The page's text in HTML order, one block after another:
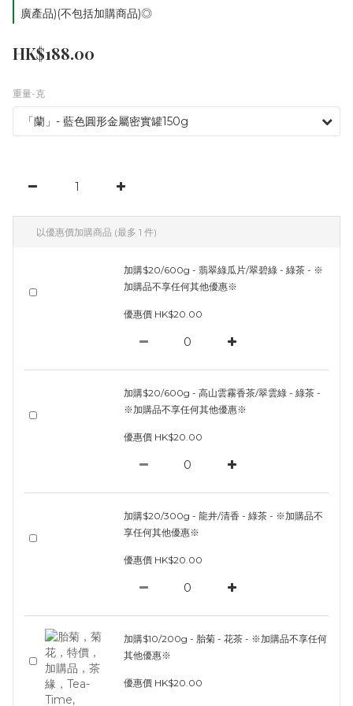
廣產品)(不包括加購商品)◎
HK$188.00
重量-克
以優惠價加購商品 (最多 1 件)
加購$20/600g - 翡翠綠瓜片/翠碧綠 - 綠茶 - ※
加購品不享任何其他優惠※
優惠價 HK$20.00
加購$20/600g - 高山雲霧香茶/翠雲綠 - 綠茶 -
※加購品不享任何其他優惠※
優惠價 HK$20.00
加購$20/300g - 龍井/清香 - 綠茶 - ※加購品不
享任何其他優惠※
優惠價 HK$20.00
加購$10/200g - 胎菊 - 花茶 - ※加購品不享任何
其他優惠※
優惠價 HK$20.00